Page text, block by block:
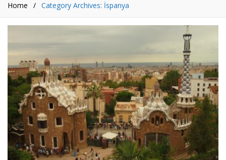
Home / Category Archives: İspanya